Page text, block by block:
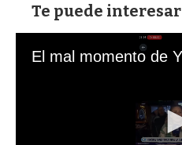
Te puede interesar